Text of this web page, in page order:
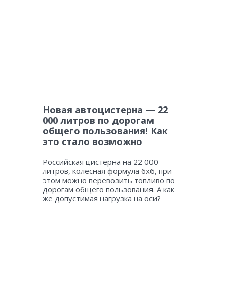
Новая автоцистерна — 22
000 литров по дорогам
общего пользования! Как
это стало возможно
Российская цистерна на 22 000
литров, колесная формула 6х6, при
этом можно перевозить топливо по
дорогам общего пользования. А как
же допустимая нагрузка на оси?